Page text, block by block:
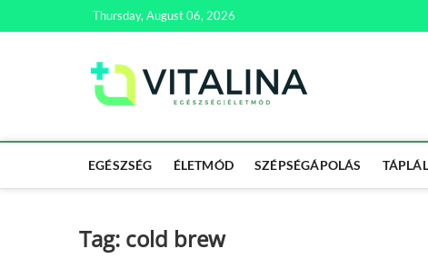
to
Thursday, August 06, 2026
EGÉSZSÉG ÉLETMÓD SZÉPSÉGÁPOLÁS
Tag: cold brew